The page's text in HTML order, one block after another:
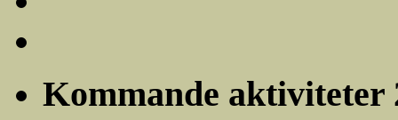
Kommande aktiviteter